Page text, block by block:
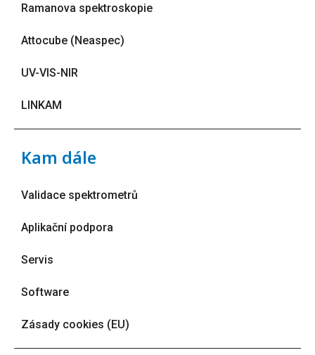
Ramanova spektroskopie
Attocube (Neaspec)
UV-VIS-NIR
LINKAM
Kam dále
Validace spektrometrů
Aplikační podpora
Servis
Software
Zásady cookies (EU)